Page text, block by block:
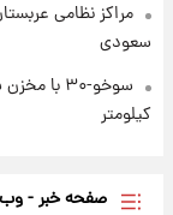
مراکز نظامی
سعودی
کیلومتر
صفحه خبر -